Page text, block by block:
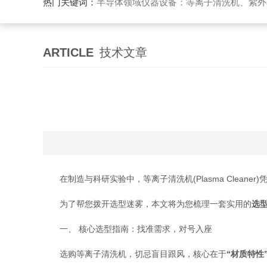
热门关键词： 半导体领域仪器设备：等离子清洗机、紫
ARTICLE 技术文章
在制造与科研实验中，等离子清洗机(Plasma Cleaner)凭
为了帮您拨开选型迷雾，本文将为您梳理一套实用的选
一、 核心选型指南：找准需求，对号入座
选购等离子清洗机，切忌盲目跟风，核心在于“材质特性